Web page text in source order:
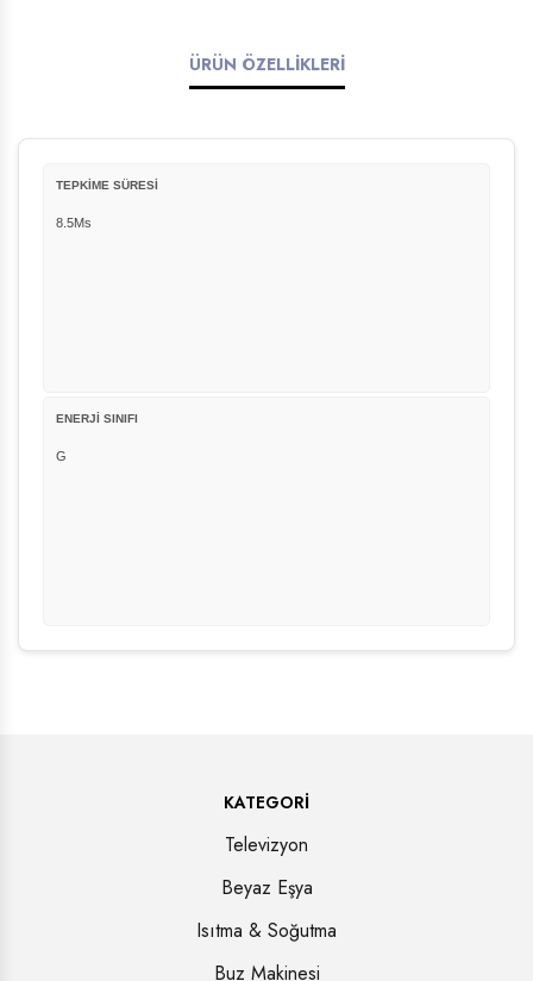
ÜRÜN ÖZELLİKLERİ
TEPKİME SÜRESİ
8.5Ms
ENERJİ SINIFI
G
KATEGORI
Televizyon
Beyaz Eşya
Isıtma & Soğutma
Buz Makinesi